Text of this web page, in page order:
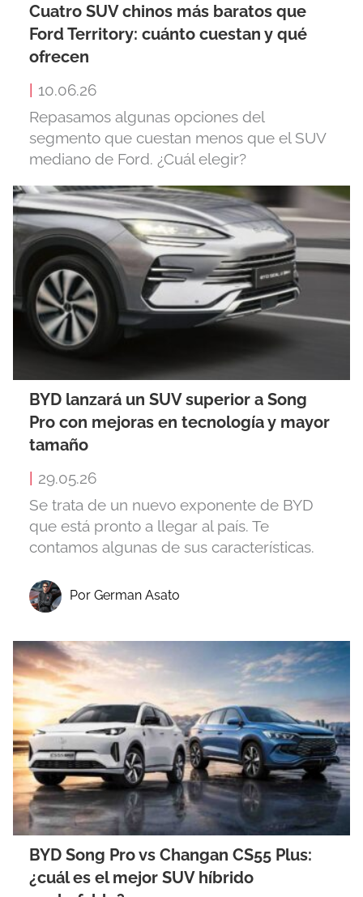
Cuatro SUV chinos más baratos que
Ford Territory: cuánto cuestan y qué
ofrecen
10.06.26
Repasamos algunas opciones del
segmento que cuestan menos que el SUV
mediano de Ford. ¿Cuál elegir?
BYD lanzará un SUV superior a Song
Pro con mejoras en tecnología y mayor
tamaño
29.05.26
Se trata de un nuevo exponente de BYD
que está pronto a llegar al país. Te
contamos algunas de sus características.
Por German Asato
BYD Song Pro vs Changan CS55 Plus:
¿cuál es el mejor SUV híbrido